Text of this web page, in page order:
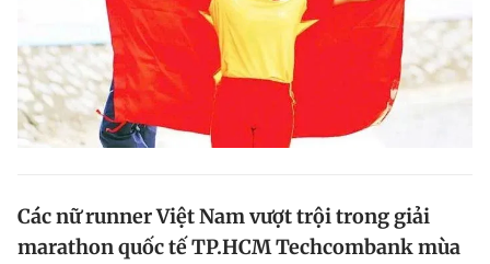
Magazine
Sản phẩm khác
Tiện ích Bạn cần biết
Thông tin tòa soạn Liên hệ quảng cáo
Các nữ runner Việt Nam vượt trội trong giải
marathon quốc tế TP.HCM Techcombank mùa